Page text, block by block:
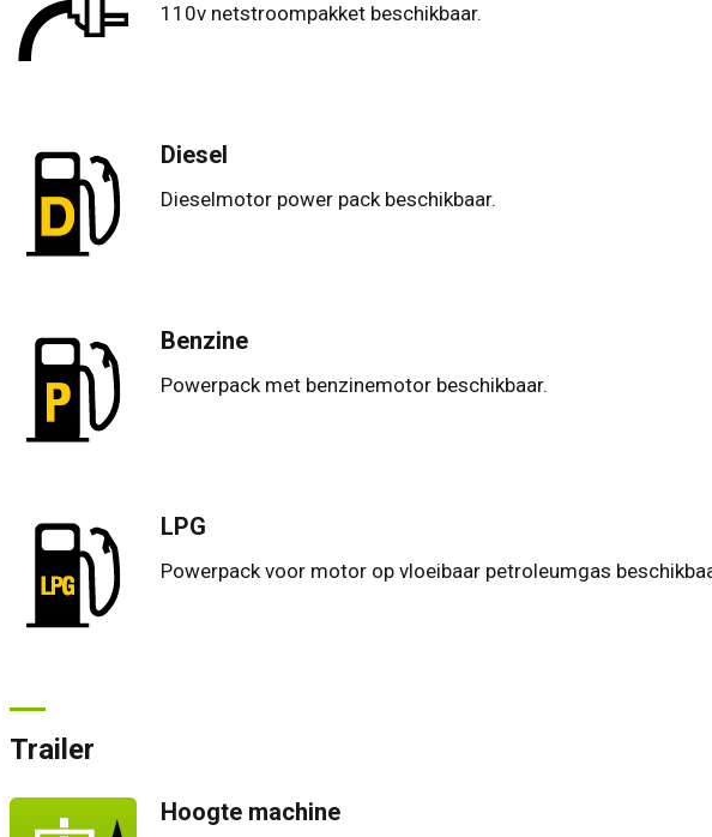
110v netstroompakket beschikbaar.
Diesel
Dieselmotor power pack beschikbaar.
Benzine
Powerpack met benzinemotor beschikbaar.
LPG
Powerpack voor motor op vloeibaar petroleumgas
Trailer
Hoogte machine
Verenigd Koninkrijk
English
Netherlands